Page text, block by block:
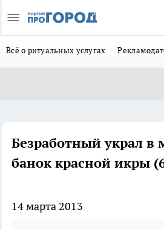
Всё о ритуальных услугах
Безработный украл в
банок красной икры
14 марта 2013